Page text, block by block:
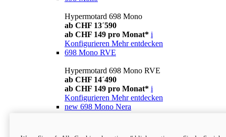
Hypermotard 698 Mono
ab CHF 13´590
ab CHF 149 pro Monat* i
Konfigurieren Mehr entdecken
698 Mono RVE
Hypermotard 698 Mono RVE
ab CHF 14´490
ab CHF 149 pro Monat* i
Konfigurieren Mehr entdecken
new 698 Mono Nera
ab CHF 13´990